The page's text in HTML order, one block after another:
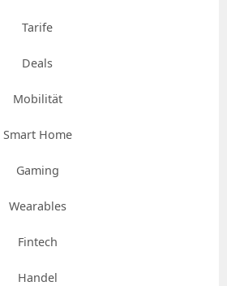
Tarife
Deals
Mobilität
Smart Home
Gaming
Wearables
Fintech
Handel